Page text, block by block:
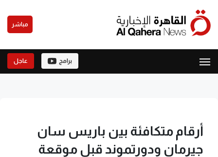
مباشر
برامج عاجل
أرقام متكافئة بين باريس سان
جيرمان ودورتموند قبل موقعة